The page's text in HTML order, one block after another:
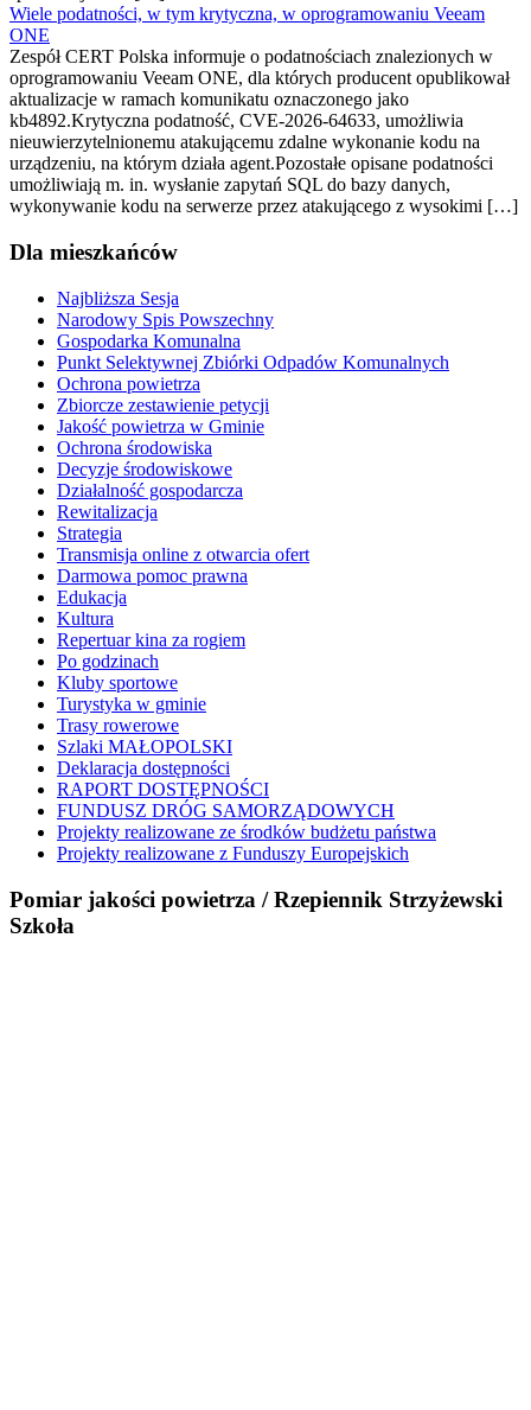
Wiele podatności, w tym krytyczna, w oprogramowaniu Veeam
ONE
Zespół CERT Polska informuje o podatnościach znalezionych w
oprogramowaniu Veeam ONE, dla których producent opublikował
aktualizacje w ramach komunikatu oznaczonego jako
kb4892.Krytyczna podatność, CVE-2026-64633, umożliwia
nieuwierzytelnionemu atakującemu zdalne wykonanie kodu na
urządzeniu, na którym działa agent.Pozostałe opisane podatności
umożliwiają m. in. wysłanie zapytań SQL do bazy danych,
wykonywanie kodu na serwerze przez atakującego z wysokimi […]
Dla mieszkańców
Najbliższa Sesja
Narodowy Spis Powszechny
Gospodarka Komunalna
Punkt Selektywnej Zbiórki Odpadów Komunalnych
Ochrona powietrza
Zbiorcze zestawienie petycji
Jakość powietrza w Gminie
Ochrona środowiska
Decyzje środowiskowe
Działalność gospodarcza
Rewitalizacja
Strategia
Transmisja online z otwarcia ofert
Darmowa pomoc prawna
Edukacja
Kultura
Repertuar kina za rogiem
Po godzinach
Kluby sportowe
Turystyka w gminie
Trasy rowerowe
Szlaki MAŁOPOLSKI
Deklaracja dostępności
RAPORT DOSTĘPNOŚCI
FUNDUSZ DRÓG SAMORZĄDOWYCH
Projekty realizowane ze środków budżetu państwa
Projekty realizowane z Funduszy Europejskich
Pomiar jakości powietrza / Rzepiennik Strzyżewski
Szkoła